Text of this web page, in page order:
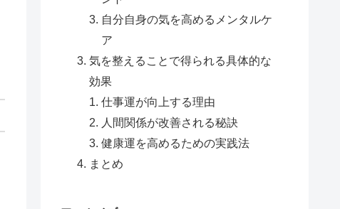
自分自身の気を高めるメンタルケ
ア
気を整えることで得られる具体的な
効果
仕事運が向上する理由
人間関係が改善される秘訣
健康運を高めるための実践法
まとめ